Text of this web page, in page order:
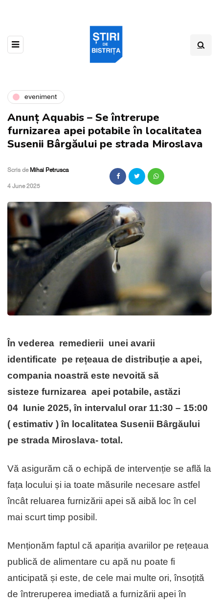
eveniment
Anunț Aquabis – Se întrerupe
furnizarea apei potabile în localitatea
Susenii Bârgăului pe strada Miroslava
Scris de Mihai Petrusca
,4 June 2025
În vederea remedierii unei avarii
identificate pe rețeaua de distribuție a apei,
compania noastră este nevoită să
sisteze furnizarea apei potabile, astăzi
04 Iunie 2025, în intervalul orar 11:30 – 15:00
( estimativ ) în localitatea Susenii Bârgăului
pe strada Miroslava- total.
Vă asigurăm că o echipă de intervenție se află la
fața locului și ia toate măsurile necesare astfel
încât reluarea furnizării apei să aibă loc în cel
mai scurt timp posibil.
Menționăm faptul că apariția avariilor pe rețeaua
publică de alimentare cu apă nu poate fi
anticipată și este, de cele mai multe ori, însoțită
de întreruperea imediată a furnizării apei în